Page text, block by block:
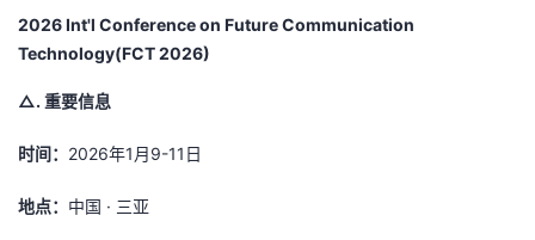
页
开
者
我
2026 Int'l Conference on Future Communication
Technology(FCT 2026)
△. 重要信息
时间： 2026年1月9-11日
地点： 中国 · 三亚